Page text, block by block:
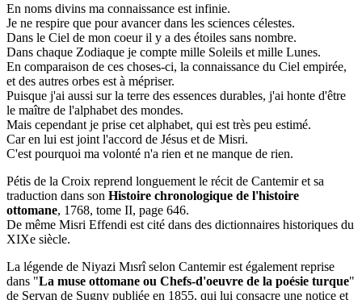
En noms divins ma connaissance est infinie.
Je ne respire que pour avancer dans les sciences célestes.
Dans le Ciel de mon coeur il y a des étoiles sans nombre.
Dans chaque Zodiaque je compte mille Soleils et mille Lunes.
En comparaison de ces choses-ci, la connaissance du Ciel empirée,
et des autres orbes est à mépriser.
Puisque j'ai aussi sur la terre des essences durables, j'ai honte d'être
le maître de l'alphabet des mondes.
Mais cependant je prise cet alphabet, qui est très peu estimé.
Car en lui est joint l'accord de Jésus et de Misri.
C'est pourquoi ma volonté n'a rien et ne manque de rien.
Pétis de la Croix reprend longuement le récit de Cantemir et sa
traduction dans son Histoire chronologique de l'histoire
ottomane, 1768, tome II, page 646.
De même Misri Effendi est cité dans des dictionnaires historiques du
XIXe siècle.
La légende de Niyazi Mısrî selon Cantemir est également reprise
dans "La muse ottomane ou Chefs-d'oeuvre de la poésie turque"
de Servan de Sugny publiée en 1855, qui lui consacre une notice et